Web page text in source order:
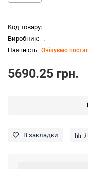
Код товару:
Виробник:
Очікуємо
5690.25 грн.
В закладки